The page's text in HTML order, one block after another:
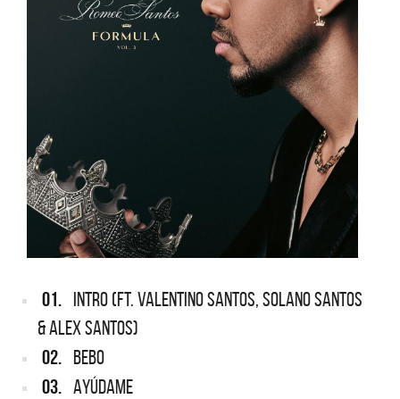
01. INTRO (FT. VALENTINO SANTOS, SOLANO SANTOS
& ALEX SANTOS)
02. BEBO
03. AYÚDAME